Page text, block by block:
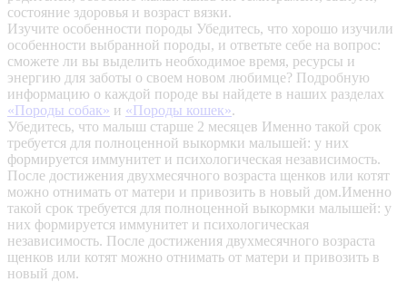
состояние здоровья и возраст вязки.
Изучите особенности породы Убедитесь, что хорошо изучили
особенности выбранной породы, и ответьте себе на вопрос:
сможете ли вы выделить необходимое время, ресурсы и
энергию для заботы о своем новом любимце? Подробную
информацию о каждой породе вы найдете в наших разделах
«Породы собак» и «Породы кошек».
Убедитесь, что малыш старше 2 месяцев Именно такой срок
требуется для полноценной выкормки малышей: у них
формируется иммунитет и психологическая независимость.
После достижения двухмесячного возраста щенков или котят
можно отнимать от матери и привозить в новый дом.Именно
такой срок требуется для полноценной выкормки малышей: у
них формируется иммунитет и психологическая
независимость. После достижения двухмесячного возраста
щенков или котят можно отнимать от матери и привозить в
новый дом.